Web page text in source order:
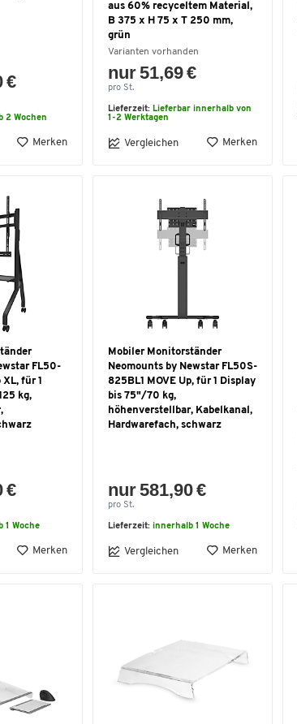
€
2 Wochen
Merken
aus 60% recyceltem Material,
B 375 x H 75 x T 250 mm,
grün
Varianten vorhanden
nur 51,69 €
pro St.
Lieferzeit: Lieferbar innerhalb von
1-2 Werktagen
Vergleichen Merken
FL50-
XL, für 1
kg,
€
1 Woche
Merken
Mobiler Monitorständer
Neomounts by Newstar FL50S-
825BL1 MOVE Up, für 1 Display
bis 75"/70 kg,
höhenverstellbar, Kabelkanal,
Hardwarefach, schwarz
nur 581,90 €
pro St.
Lieferzeit: innerhalb 1 Woche
Vergleichen Merken